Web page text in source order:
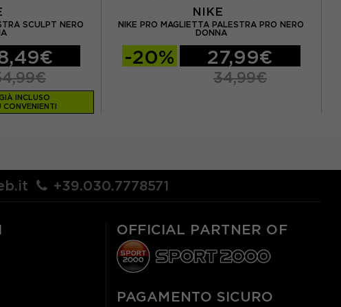
SCULPT NERO
INCLUSO
NIKE
NIKE PRO MAGLIETTA PALESTRA PRO NERO
DONNA
-20% 27,99€
34,99€
+39.030.7778571
OFFICIAL PARTNER OF
PAGAMENTO SICURO